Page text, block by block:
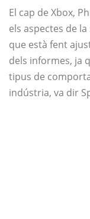
El cap de Xbox,
els aspectes de
que està fent
dels informes, ja
tipus de
indústria, va dir